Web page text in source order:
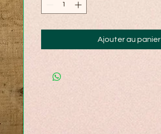
Ajouter au panier